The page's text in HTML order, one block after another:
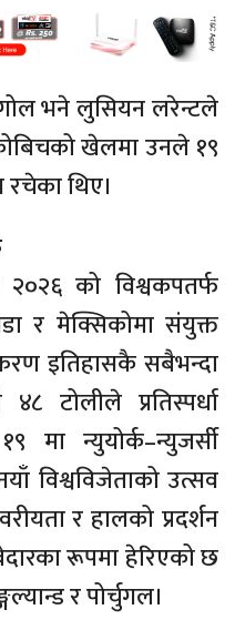
भने लुसियन लरेन्टले
खेलमा उनले १९
थिए।
को विश्वकपतर्फ
र मेक्सिकोमा संयुक्त
इतिहासकै सबैभन्दा
टोलीले प्रतिस्पर्धा
न्युयोर्क–न्युजर्सी
विश्वविजेताको उत्सव
र हालको प्रदर्शन
रूपमा हेरिएको छ
र पोर्चुगल।